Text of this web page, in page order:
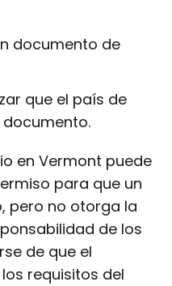
documento de
que el país de
en Vermont puede
para que un
pero no otorga la
de los
de que el
requisitos del